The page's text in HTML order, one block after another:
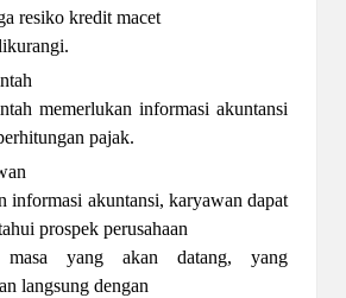
resiko kredit macet
memerlukan informasi akuntansi
pajak.
informasi akuntansi, karyawan dapat
prospek perusahaan
masa yang akan datang, yang
langsung dengan